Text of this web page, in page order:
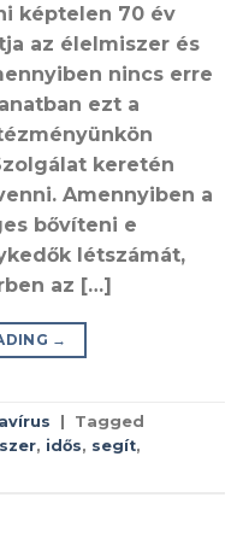
képtelen 70 év
az élelmiszer és
nincs erre
ezt a
keretén
Amennyiben a
bővíteni e
létszámát,
az […]
→
Tagged
, idős, segít,